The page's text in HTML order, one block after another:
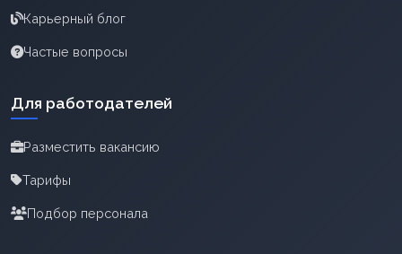
Карьерный блог
Частые вопросы
Для работодателей
Разместить вакансию
Тарифы
Подбор персонала